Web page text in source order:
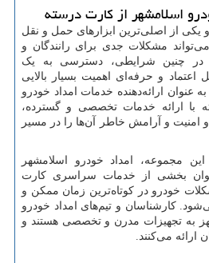
اسلامشهر از کارت درسته
یکی از اصلی‌ترین ابزارهای حمل و نقل
مشکلات جدی برای رانندگان و
در چنین شرایطی، دسترسی به یک
و حرفه‌ای اهمیت بسیار بالایی
عنوان ارائه‌دهنده خدمات امداد خودرو
با ارائه خدمات تخصصی و گسترده،
و امنیت و آرامش خاطر آن‌ها را در مسیر
مجموعه، امداد خودرو اسلامشهر
بخشی از خدمات سراسری کارت
خودرو در کوتاه‌ترین زمان ممکن و
کارشناسان و تیم‌های امداد خودرو
به تجهیزات مدرن و تخصصی هستند و
ارائه می‌کنند.